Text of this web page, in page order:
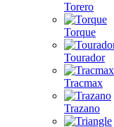
Torero
Torque
Tourador
Tracmax
Trazano